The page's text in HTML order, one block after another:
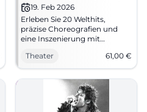
19. Feb 2026
Erleben Sie 20 Welthits,
präzise Choreografien und
eine Inszenierung mit
Freiheitshalle Hof. Die
Theateratmosphäre, der Live-
Sound und das Moonwalk-
Feeling machen BEAT IT! zum
unvergesslichen
Bühnenerlebnis.
Theater 61,00 €